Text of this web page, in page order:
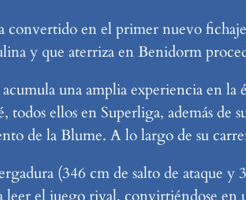
convertido en el primer nuevo
y que aterriza en Benidorm
una amplia experiencia en
todos ellos en Superliga, además
de la Blume. A lo largo de su
(346 cm de salto de ataque